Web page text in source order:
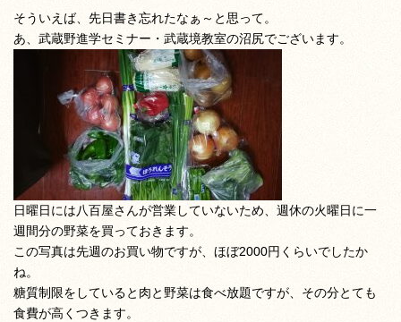
そういえば、先日書き忘れたなぁ～と思って。
あ、武蔵野進学セミナー・武蔵境教室の沼尻でございます。
日曜日には八百屋さんが営業していないため、週休の火曜日に一
週間分の野菜を買っておきます。
この写真は先週のお買い物ですが、ほぼ2000円くらいでしたか
ね。
糖質制限をしていると肉と野菜は食べ放題ですが、その分とても
食費が高くつきます。